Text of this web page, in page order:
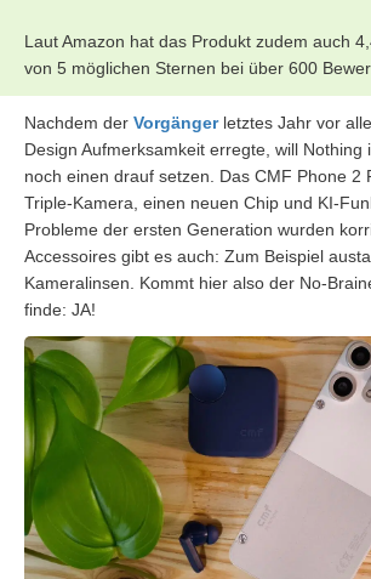
Laut Amazon hat das Produkt zudem auch
von 5 möglichen Sternen bei über 600
Nachdem der Vorgängerletztes Jahr vor
Design Aufmerksamkeit erregte, will Nothing
noch einen drauf setzen. Das CMF Phone 2
Triple-Kamera, einen neuen Chip und KI-
Probleme der ersten Generation wurden
Accessoires gibt es auch: Zum Beispiel
Kameralinsen. Kommt hier also der No-
finde: JA!